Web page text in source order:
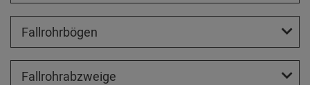
Fallrohrbögen
Fallrohrabzweige